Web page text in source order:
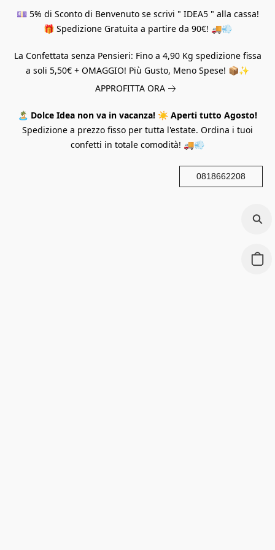
💷 5% di Sconto di Benvenuto se scrivi " IDEA5 " alla cassa!
🎁 Spedizione Gratuita a partire da 90€! 🚚💨
La Confettata senza Pensieri: Fino a 4,90 Kg spedizione fissa
a soli 5,50€ + OMAGGIO! Più Gusto, Meno Spese! 📦✨
APPROFITTA ORA
🏝️ Dolce Idea non va in vacanza! ☀️ Aperti tutto Agosto!
Spedizione a prezzo fisso per tutta l'estate. Ordina i tuoi
confetti in totale comodità! 🚚💨
0818662208